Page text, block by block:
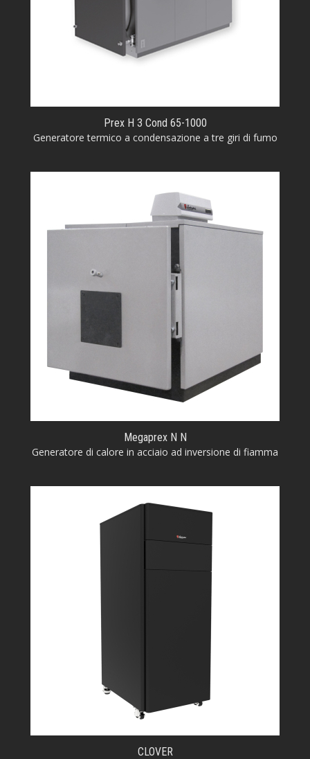
Prex H 3 Cond 65-1000
Generatore termico a condensazione a tre giri di fumo
Megaprex N N
Generatore di calore in acciaio ad inversione di fiamma
CLOVER